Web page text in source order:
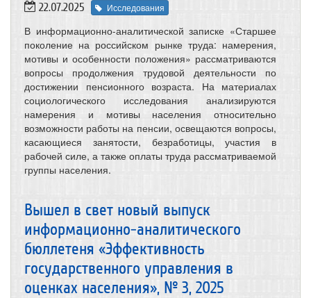
22.07.2025 Исследования
В информационно-аналитической записке «Старшее
поколение на российском рынке труда: намерения,
мотивы и особенности положения» рассматриваются
вопросы продолжения трудовой деятельности по
достижении пенсионного возраста. На материалах
социологического исследования анализируются
намерения и мотивы населения относительно
возможности работы на пенсии, освещаются вопросы,
касающиеся занятости, безработицы, участия в
рабочей силе, а также оплаты труда рассматриваемой
группы населения.
Вышел в свет новый выпуск
информационно-аналитического
бюллетеня «Эффективность
государственного управления в
оценках населения», № 3, 2025